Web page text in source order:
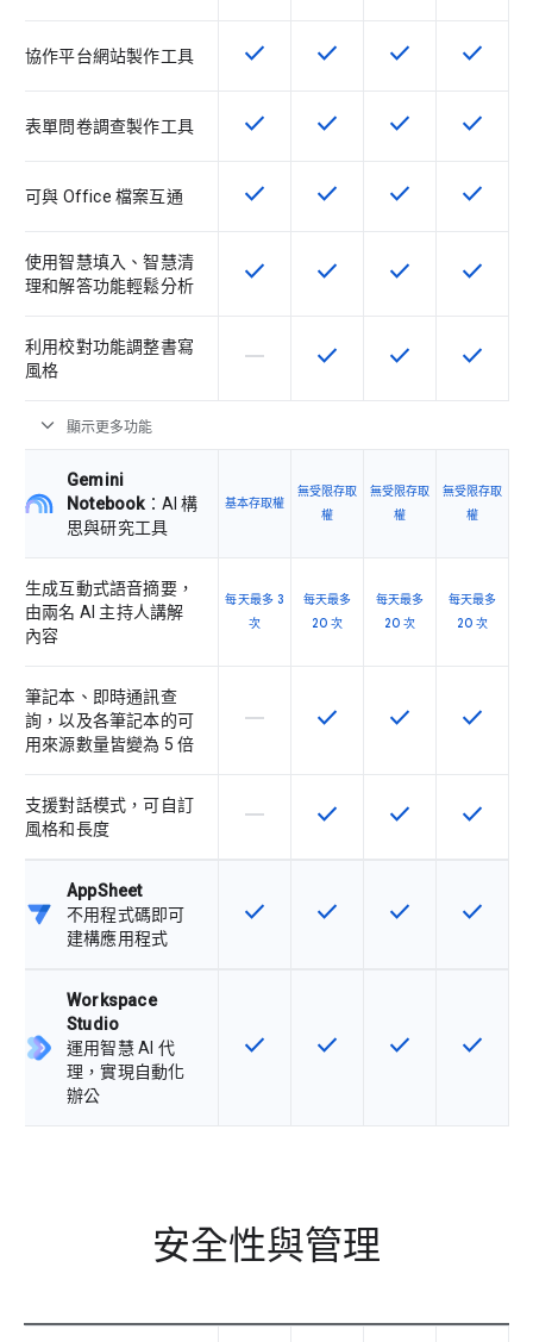
協作平台網站製作工具 這項功能適用於該 SKU
check 這項功能適用於該 SKU
check 這項功能適用於
check 這項功
check
表單問卷調查製作工具 這項功能適用於該 SKU
check 這項功能適用於該 SKU
check 這項功能適用於
check 這項功
check
可與 Office 檔案互通 這項功能適用於該 SKU
check 這項功能適用於該 SKU
check 這項功能適用於
check 這項功
check
使用智慧填入、智慧清
理和解答功能輕鬆分析
這項功能適用於該 SKU
check 這項功能適用於該 SKU
check 這項功能適用於
check 這項功
check
利用校對功能調整書寫
風格
這個 SKU 不支援這項功能
horizontal_rule 這項功能適用於該 SKU
check 這項功能適用於
check 這項功
check
expand_more 顯示更多功能
Gemini
Notebook：AI 構
思與研究工具
基本存取權
無受限存取
權
無受限存取
權
無受限存取
權
生成互動式語音摘要，
由兩名 AI 主持人講解
內容
每天最多 3
次
每天最多
20 次
每天最多
20 次
每天最多
20 次
筆記本、即時通訊查
詢，以及各筆記本的可
用來源數量皆變為 5 倍
這個 SKU 不支援這項功能
horizontal_rule 這項功能適用於該 SKU
check 這項功能適用於
check 這項功
check
支援對話模式，可自訂
風格和長度
這個 SKU 不支援這項功能
horizontal_rule 這項功能適用於該 SKU
check 這項功能適用於
check 這項功
check
AppSheet
不用程式碼即可
建構應用程式
這項功能適用於該 SKU
check 這項功能適用於該 SKU
check 這項功能適用於
check 這項功
check
Workspace
Studio
運用智慧 AI 代
理，實現自動化
辦公
這項功能適用於該 SKU
check 這項功能適用於該 SKU
check 這項功能適用於
check 這項功
check
安全性與管理